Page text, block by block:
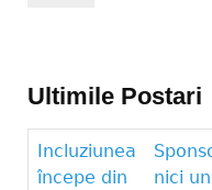
Ultimile Postari
Incluziunea
începe din
nici